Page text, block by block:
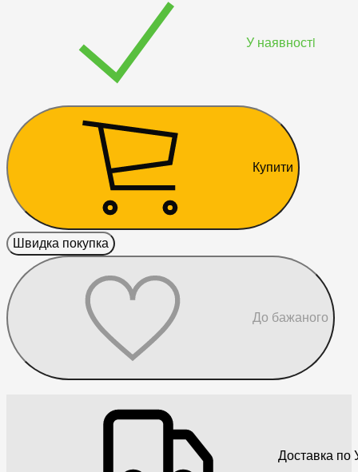
У наявностi
Купити
Швидка покупка
До бажаного
Доставка по